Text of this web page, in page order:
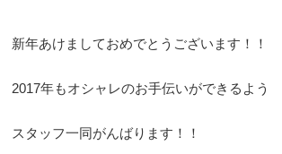
新年あけましておめでとうございます！！
2017年もオシャレのお手伝いができるよう
スタッフ一同がんばります！！